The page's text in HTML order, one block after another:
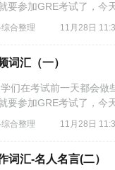
要参加GRE考试了，
合整理 11月28日
词汇（一）
们在考试前一天都会做
要参加GRE考试了，
合整理 11月28日
词汇-名人名言(二）